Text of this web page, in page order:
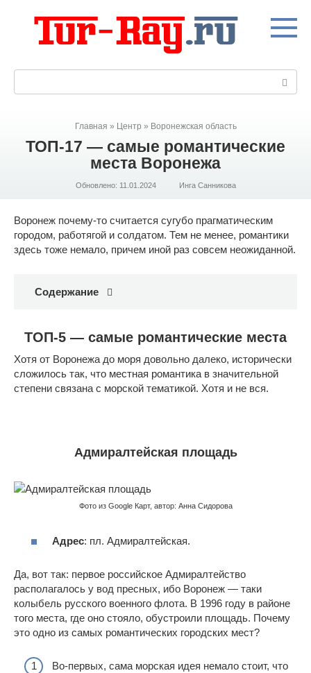
Главная » Центр » Воронежская область
ТОП-17 — самые романтические
места Воронежа
Обновлено: 11.01.2024 Инга Санникова
Воронеж почему-то считается сугубо прагматическим
городом, работягой и солдатом. Тем не менее, романтики
здесь тоже немало, причем иной раз совсем неожиданной.
Содержание
ТОП-5 — самые романтические места
Хотя от Воронежа до моря довольно далеко, исторически
сложилось так, что местная романтика в значительной
степени связана с морской тематикой. Хотя и не вся.
Адмиралтейская площадь
Фото из Google Карт, автор: Анна Сидорова
Адрес: пл. Адмиралтейская.
Да, вот так: первое российское Адмиралтейство
располагалось у вод пресных, ибо Воронеж — таки
колыбель русского военного флота. В 1996 году в районе
того места, где оно стояло, обустроили площадь. Почему
это одно из самых романтических городских мест?
Во-первых, сама морская идея немало стоит, что